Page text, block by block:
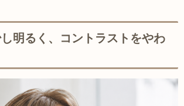
明るく、コントラストをやわ